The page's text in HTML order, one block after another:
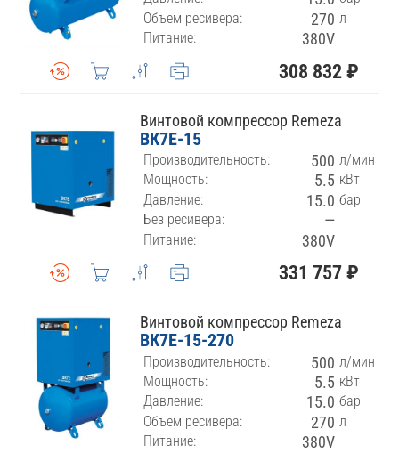
Объем ресивера:
270 л
Питание:
380V
308 832 ₽
Винтовой компрессор Remeza
ВК7E-15
Производительность: 500 л/мин
Мощность:
5.5 кВт
Давление:
15.0 бар
Без ресивера:
—
Питание: 380V
331 757 ₽
Винтовой компрессор Remeza
ВК7E-15-270
Производительность: 500 л/мин
Мощность:
5.5 кВт
Давление:
15.0 бар
Объем ресивера:
270 л
Питание:
380V